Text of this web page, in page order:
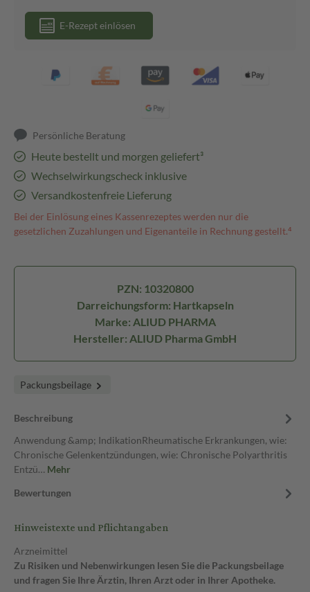
E-Rezept einlösen
Persönliche Beratung
Heute bestellt und morgen geliefert³
Wechselwirkungscheck inklusive
Versandkostenfreie Lieferung
Bei der Einlösung eines Kassenrezeptes werden nur die
gesetzlichen Zuzahlungen und Eigenanteile in Rechnung gestellt.⁴
PZN: 10320800
Darreichungsform: Hartkapseln
Marke: ALIUD PHARMA
Hersteller: ALIUD Pharma GmbH
Packungsbeilage
Beschreibung
Anwendung &amp; IndikationRheumatische Erkrankungen, wie:
Chronische Gelenkentzündungen, wie: Chronische Polyarthritis
Entzü… Mehr
Bewertungen
Hinweistexte und Pflichtangaben
Arzneimittel
Zu Risiken und Nebenwirkungen lesen Sie die Packungsbeilage
und fragen Sie Ihre Ärztin, Ihren Arzt oder in Ihrer Apotheke.